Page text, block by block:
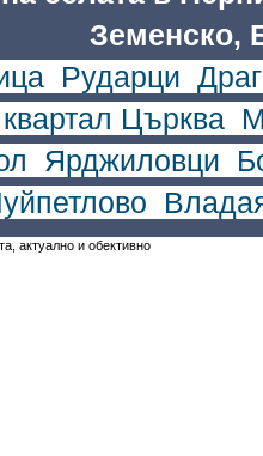
Земенско,
, Рударци
квартал Църква
Ярджиловци
актуално и обективно